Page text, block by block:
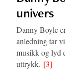
univers
Danny Boyle
anledning tar
musikk og lyd
uttrykk. [3]